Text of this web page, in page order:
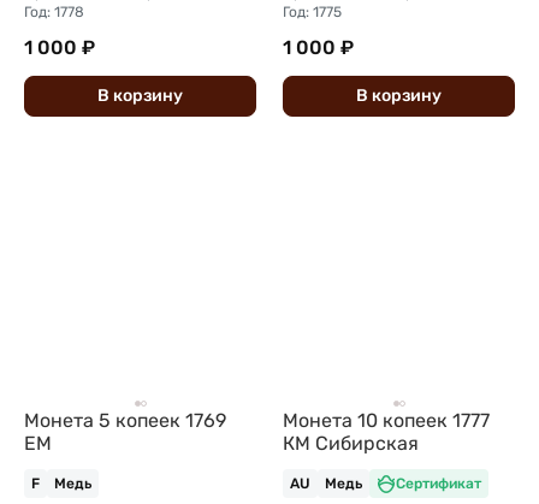
Год: 1778
1 000 ₽
В корзину
Год: 1775
1 000 ₽
В корзину
Монета 5 копеек 1769
ЕМ
F Медь
Монета 10 копеек 1777
КМ Сибирская
AU Медь Сертификат